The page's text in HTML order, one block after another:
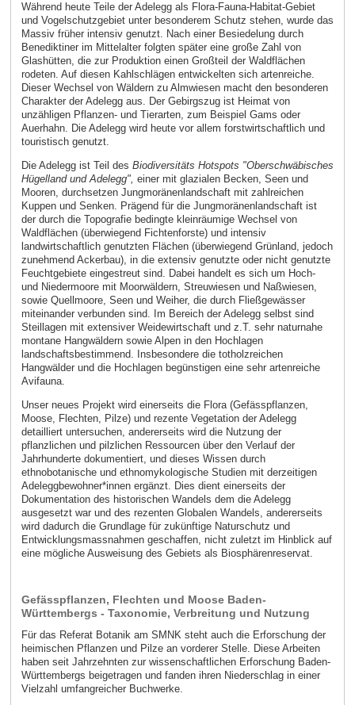
Während heute Teile der Adelegg als Flora-Fauna-Habitat-Gebiet
und Vogelschutzgebiet unter besonderem Schutz stehen, wurde das
Massiv früher intensiv genutzt. Nach einer Besiedelung durch
Benediktiner im Mittelalter folgten später eine große Zahl von
Glashütten, die zur Produktion einen Großteil der Waldflächen
rodeten. Auf diesen Kahlschlägen entwickelten sich artenreiche.
Dieser Wechsel von Wäldern zu Almwiesen macht den besonderen
Charakter der Adelegg aus. Der Gebirgszug ist Heimat von
unzähligen Pflanzen- und Tierarten, zum Beispiel Gams oder
Auerhahn. Die Adelegg wird heute vor allem forstwirtschaftlich und
touristisch genutzt.
Die Adelegg ist Teil des Biodiversitäts Hotspots "Oberschwäbisches
Hügelland und Adelegg", einer mit glazialen Becken, Seen und
Mooren, durchsetzen Jungmoränenlandschaft mit zahlreichen
Kuppen und Senken. Prägend für die Jungmoränenlandschaft ist
der durch die Topografie bedingte kleinräumige Wechsel von
Waldflächen (überwiegend Fichtenforste) und intensiv
landwirtschaftlich genutzten Flächen (überwiegend Grünland, jedoch
zunehmend Ackerbau), in die extensiv genutzte oder nicht genutzte
Feuchtgebiete eingestreut sind. Dabei handelt es sich um Hoch-
und Niedermoore mit Moorwäldern, Streuwiesen und Naßwiesen,
sowie Quellmoore, Seen und Weiher, die durch Fließgewässer
miteinander verbunden sind. Im Bereich der Adelegg selbst sind
Steillagen mit extensiver Weidewirtschaft und z.T. sehr naturnahe
montane Hangwäldern sowie Alpen in den Hochlagen
landschaftsbestimmend. Insbesondere die totholzreichen
Hangwälder und die Hochlagen begünstigen eine sehr artenreiche
Avifauna.
Unser neues Projekt wird einerseits die Flora (Gefässpflanzen,
Moose, Flechten, Pilze) und rezente Vegetation der Adelegg
detailliert untersuchen, andererseits wird die Nutzung der
pflanzlichen und pilzlichen Ressourcen über den Verlauf der
Jahrhunderte dokumentiert, und dieses Wissen durch
ethnobotanische und ethnomykologische Studien mit derzeitigen
Adeleggbewohner*innen ergänzt. Dies dient einerseits der
Dokumentation des historischen Wandels dem die Adelegg
ausgesetzt war und des rezenten Globalen Wandels, andererseits
wird dadurch die Grundlage für zukünftige Naturschutz und
Entwicklungsmassnahmen geschaffen, nicht zuletzt im Hinblick auf
eine mögliche Ausweisung des Gebiets als Biosphärenreservat.
Gefässpflanzen, Flechten und Moose Baden-
Württembergs - Taxonomie, Verbreitung und Nutzung
Für das Referat Botanik am SMNK steht auch die Erforschung der
heimischen Pflanzen und Pilze an vorderer Stelle. Diese Arbeiten
haben seit Jahrzehnten zur wissenschaftlichen Erforschung Baden-
Württembergs beigetragen und fanden ihren Niederschlag in einer
Vielzahl umfangreicher Buchwerke.